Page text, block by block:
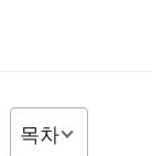
목차